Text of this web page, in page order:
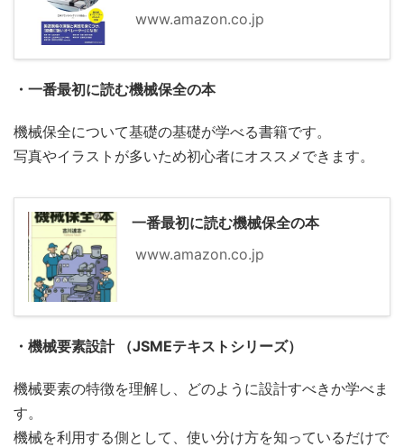
www.amazon.co.jp
・一番最初に読む機械保全の本
機械保全について基礎の基礎が学べる書籍です。
写真やイラストが多いため初心者にオススメできます。
一番最初に読む機械保全の本
www.amazon.co.jp
・機械要素設計 （JSMEテキストシリーズ）
機械要素の特徴を理解し、どのように設計すべきか学べま
す。
機械を利用する側として、使い分け方を知っているだけで